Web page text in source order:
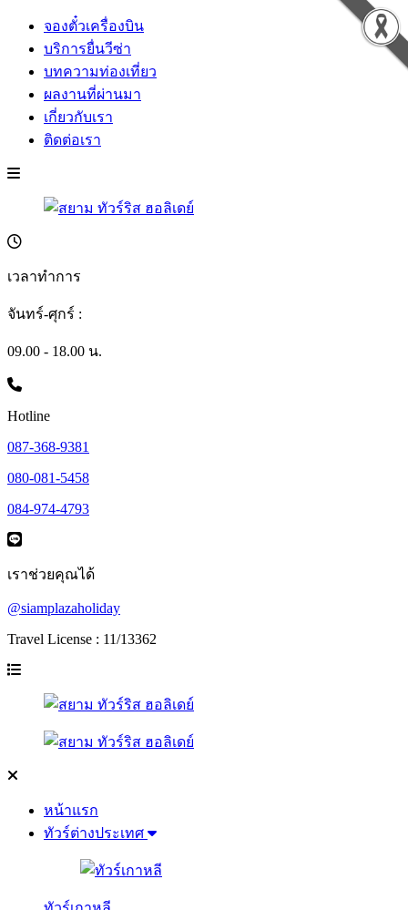
จองตั๋วเครื่องบิน
บริการยื่นวีซ่า
บทความท่องเที่ยว
ผลงานที่ผ่านมา
เกี่ยวกับเรา
ติดต่อเรา
เวลาทำการ
จันทร์-ศุกร์ :
09.00 - 18.00 น.
Hotline
087-368-9381
080-081-5458
084-974-4793
เราช่วยคุณได้
@siamplazaholiday
Travel License : 11/13362
หน้าแรก
ทัวร์ต่างประเทศ